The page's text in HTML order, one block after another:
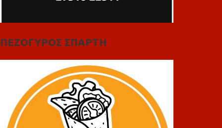
ΠΕΖΟΓΥΡΟΣ ΣΠΑΡΤΗ